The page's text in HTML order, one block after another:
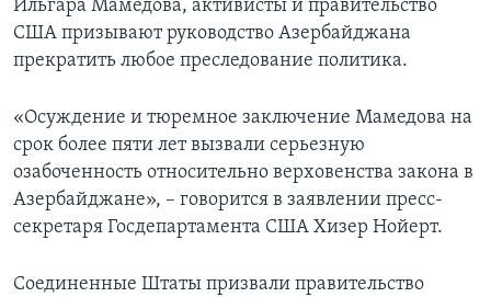
Ильгара Мамедова, активисты и правительство
США призывают руководство Азербайджана
прекратить любое преследование политика.
«Осуждение и тюремное заключение Мамедова на
срок более пяти лет вызвали серьезную
озабоченность относительно верховенства закона в
Азербайджане», – говорится в заявлении пресс-
секретаря Госдепартамента США Хизер Нойерт.
Соединенные Штаты призвали правительство